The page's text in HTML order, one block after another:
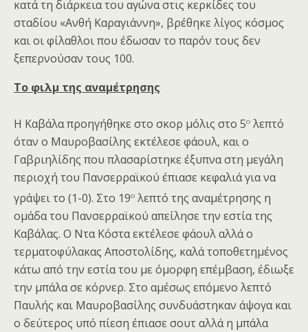
κατά τη διάρκεια του αγώνα στις κερκίδες του
σταδίου «Ανθή Καραγιάννη», βρέθηκε λίγος κόσμος
και οι φίλαθλοι που έδωσαν το παρόν τους δεν
ξεπερνούσαν τους 100.
Το φιλμ της αναμέτρησης
Η Καβάλα προηγήθηκε στο σκορ μόλις στο 5ο λεπτό
όταν ο Μαυροβασίλης εκτέλεσε φάουλ, και ο
Γαβριηλίδης που πλασαρίστηκε έξυπνα στη μεγάλη
περιοχή του Πανσερραϊκού έπιασε κεφαλιά για να
γράψει το (1-0). Στο 19ο λεπτό της αναμέτρησης η
ομάδα του Πανσερραϊκού απείλησε την εστία της
Καβάλας. Ο Ντα Κόστα εκτέλεσε φάουλ αλλά ο
τερματοφύλακας Αποστολίδης, καλά τοποθετημένος
κάτω από την εστία του με όμορφη επέμβαση, έδιωξε
την μπάλα σε κόρνερ. Στο αμέσως επόμενο λεπτό
Παυλής και Μαυροβασίλης συνδυάστηκαν άψογα και
ο δεύτερος υπό πίεση έπιασε σουτ αλλά η μπάλα